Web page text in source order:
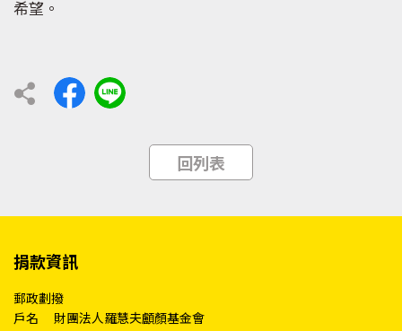
希望。
回列表
捐款資訊
郵政劃撥
戶名
財團法人羅慧夫顱顏基金會